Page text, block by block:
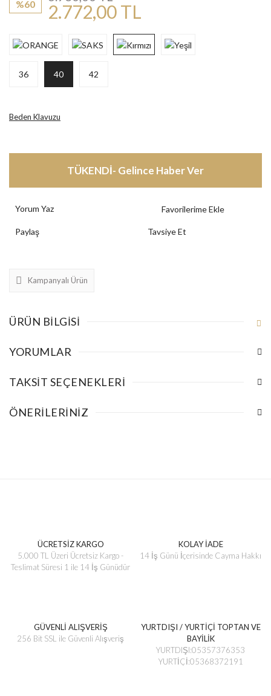
%60 2.772,00 TL
36 40 42
Beden Klavuzu
TÜKENDİ- Gelince Haber Ver
Yorum Yaz
Paylaş Tavsiye Et
Kampanyalı Ürün
ÜRÜN BILGISI
YORUMLAR
TAKSIT SEÇENEKLERI
ÖNERILERINIZ
ÜCRETSİZ KARGO
5.000 TL Üzeri Ücretsiz Kargo -
Teslimat Süresi 1 ile 14 İş Günüdür
KOLAY İADE
14 İş Günü İçerisinde Cayma Hakkı
GÜVENLİ ALIŞVERİŞ
256 Bit SSL ile Güvenli Alışveriş
YURTDIŞI / YURTİÇİ TOPTAN VE
BAYİLİK
YURTDIŞI:05357376353
YURTİÇİ:05368372191